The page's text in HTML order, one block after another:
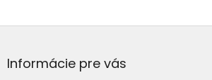
pInformácie pre vás